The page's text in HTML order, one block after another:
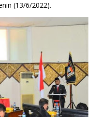
(13/6/2022).